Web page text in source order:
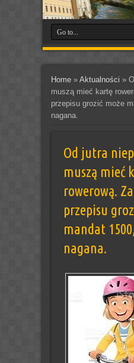
Home» Aktualności »
muszą mieć kartę
przepisu grozić może
nagana.
Od jutra
muszą mieć
rowerową.
przepisu
mandat
nagana.